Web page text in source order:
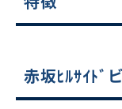
赤坂ﾋﾙｻｲﾄﾞ